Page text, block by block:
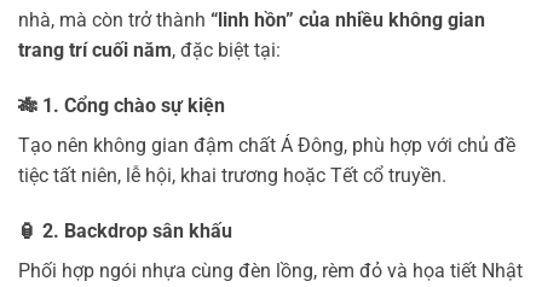
nhà, mà còn trở thành “linh hồn” của nhiều không gian
trang trí cuối năm, đặc biệt tại:
🎋 1. Cổng chào sự kiện
Tạo nên không gian đậm chất Á Đông, phù hợp với chủ đề
tiệc tất niên, lễ hội, khai trương hoặc Tết cổ truyền.
🏮 2. Backdrop sân khấu
Phối hợp ngói nhựa cùng đèn lồng, rèm đỏ và họa tiết Nhật